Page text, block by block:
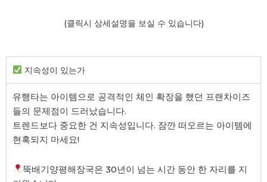
(클릭시 상세설명을 보실 수 있습니다)
지속성이 있는가
유행타는 아이템으로 공격적인 체인 확장을 했던 프랜차이즈
들의 문제점이 드러났습니다.
트렌드보다 중요한 건 지속성입니다. 잠깐 떠오르는 아이템에
현혹되지 마세요!
뚝배기양평해장국은 30년이 넘는 시간 동안 한 자리를 지